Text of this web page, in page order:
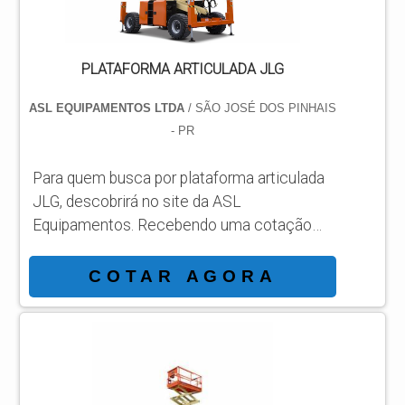
PLATAFORMA ARTICULADA JLG
ASL EQUIPAMENTOS LTDA/ SÃO JOSÉ DOS PINHAIS
- PR
Para quem busca por plataforma articulada
JLG, descobrirá no site da ASL
Equipamentos. Recebendo uma cotação
conhecendo a sofisticação, qualidade e
preço justo em um só lugar. DETALHES
SOBRE PLATAFORMA ARTICULADA JLG
JLG em uma empresa responsável, vai até
o site da ASL Equipamentos.
COTAR AGORA